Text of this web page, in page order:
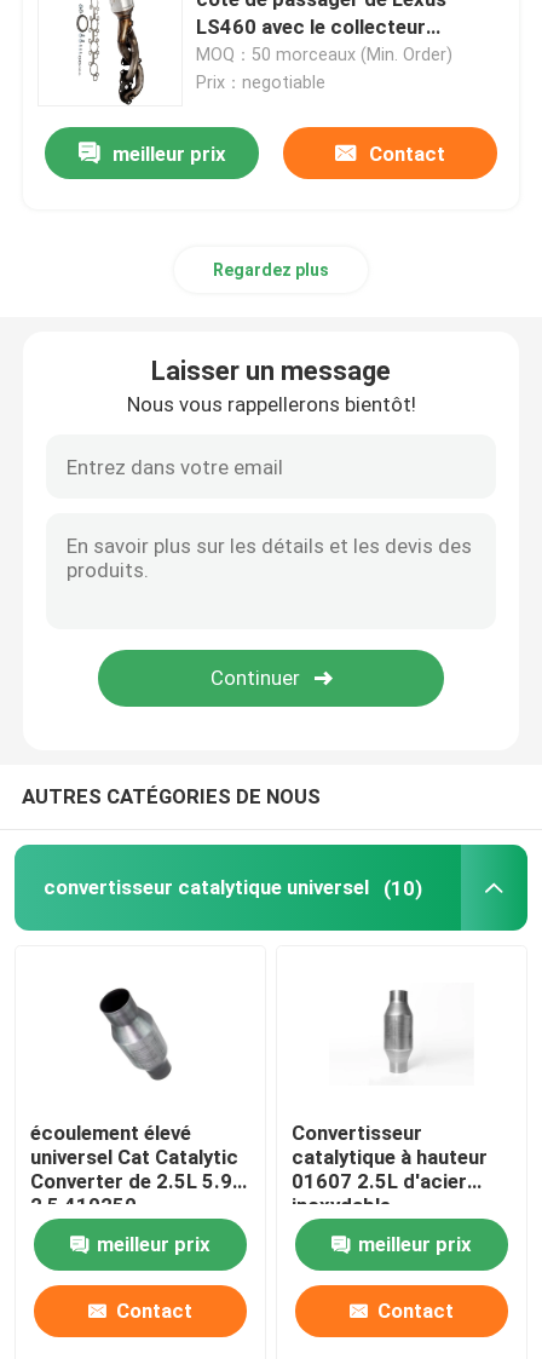
Convertisseur catalytique de Toyota
Jeep Catalytic Converter
Convertisseur catalytique de Honda
Convertisseur catalytique convenable direct
Convertisseur catalytique diesel
convertisseur catalytique d'écoulement élevé
Lexus Catalytic Converter
Pièces d'échappement automobiles
Amortisseur d'échappement en acier inoxydable
LS460 avec le collecteur
d'échappement 2007-17 4.6L
MOQ：50 morceaux (Min. Order)
Prix：negotiable
meilleur prix Contact
Regardez plus
Laisser un message
Nous vous rappellerons bientôt!
AUTRES CATÉGORIES DE NOUS
convertisseur catalytique universel (10)
écoulement élevé
universel Cat Catalytic
Converter de 2.5L 5.9L
2,5 410250
meilleur prix
Contact
Convertisseur
catalytique à hauteur
01607 2.5L d'acier
inoxydable
d'écoulement de 2,25
poucesmeilleur prix
Contact